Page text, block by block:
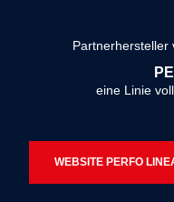
nicht
werden
Partnerhersteller
eine Linie
WEBSITE PERFO